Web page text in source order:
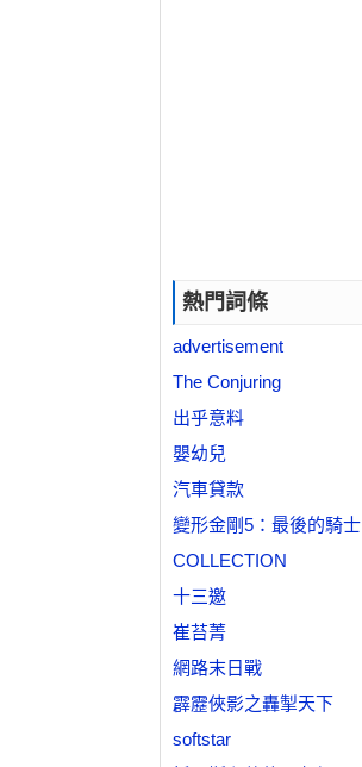
熱門詞條
advertisement
The Conjuring
出乎意料
嬰幼兒
汽車貸款
變形金剛5：最後的騎士
COLLECTION
十三邀
崔苔菁
網路末日戰
霹靂俠影之轟掣天下
softstar